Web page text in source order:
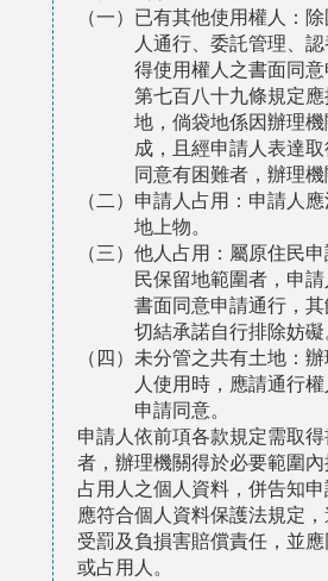
（一）已有其他使用權人：
人通行、委託管理、
得使用權人之書面同
第七百八十九條規定
地，倘袋地係因辦理
成，且經申請人表達
同意有困難者，辦理機
（二）申請人占用：申請人
地上物。
（三）他人占用：屬原住民
民保留地範圍者，申
書面同意申請通行，
切結承諾自行排除妨礙
（四）未分管之共有土地：
人使用時，應請通行
申請同意。
申請人依前項各款規定需取
者，辦理機關得於必要範圍
占用人之個人資料，併告知
應符合個人資料保護法規定
受罰及負損害賠償責任，並
或占用人。